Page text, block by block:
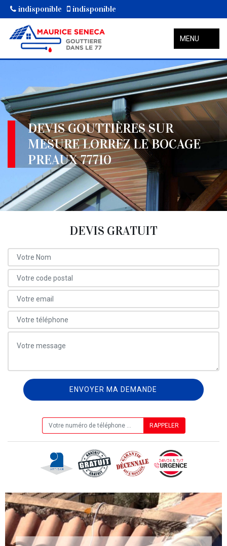
indisponible indisponible
MENU
DEVIS GOUTTIÈRES SUR
MESURE LORREZ LE BOCAGE
PREAUX 77710
DEVIS GRATUIT